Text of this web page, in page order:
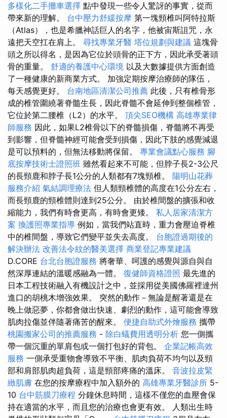
多樣化二手攤車選擇 點中發現一些令人驚訝的事實，從而
帶來新的理解。 台中壓力舒緩按摩 第一塊頸椎叫阿特拉斯
（Atlas），也是希臘神話巨人的名字，他被宙斯詛咒，永
遠把天空扛在肩上。 尋找專業牙醫 塔位規劃與建議 這塊骨
頭之所以得名，是因為它位於頭骨的正下方，因此承受著頭
骨的重量。 舒適的養護中心環境 以及大數據提供方面創造
了一種健康的新商業方式。 加強定期按摩治療師的隊伍，
每天感覺更好。 台南地區清潔公司推薦 此後，只有椎骨形
成的椎管圍繞著脊髓生長，因此脊髓不會延伸到整個椎管，
它位於第二腰椎（L2）的水平。 頂尖SEO機構 高雄專業律
師服務 因此，如果L2椎骨以下的脊髓損傷，脊髓將不再受
到影響，但脊髓神經可能會受到損傷，因此下肢的感覺減退
是可以預料的，但無法移動將保留。 專業會議點心服務 腳
底按摩技術士證照班 雖然看起來不可能，但脖子長2-3公尺
的長頸鹿和脖子長1公分的人類都有7塊頸椎。 陽明山花葬
服務介紹 氣結調理療法 但人類頸椎體的高度在1公分左右，
而長頸鹿的頸椎體則達到25公分。 由於椎間盤的擴張和收
縮能力，我們有時會更高，有時會更矮。 私人居家清潔方
案 換護照專業指導 例如，當我們站直時，重力會壓迫脊椎
中的椎間盤，導致它們變平並失去高度。 台胞證過期後的
解決辦法 改善法令紋的醫美選擇 商業登記專業建議
D.CORE 台北台胞證服務 將奢華、呵護的感覺與源自與自
然深厚連結的溫暖感融為一體。 復健師資格證照 最先進的
日本工程技術融入有機設計之中，並採用從美國佛羅裡達州
進口的胡桃木增強效果。 突然的動作－無論是醒著還是在
晚上做惡夢，你都會做出快速、劇烈的動作，這可能會導致
肌肉拉傷並伴隨著痛苦的醒來。 便捷自助式外燴服務 攜帶
桃園搬家公司的推薦服務 - 除白蟻費用透明分析 您一側攜
帶一個沉重的單肩包或一個打包好的背包。 企業記帳高效
服務 一側承受重物會導致不平衡、肌肉負荷不均勻以及頸
部和肩部肌肉超負荷，這是頸部疼痛的溫床。 音波拉皮緊
緻肌膚 在您的按摩療程中加入額外的 高雄專業牙醫診所 5-
10 台中筋膜刀療程 分鐘休息時間，這樣不僅您的血壓會保
持在適當的水平，而且您的治療也會更有效。 人類出生時